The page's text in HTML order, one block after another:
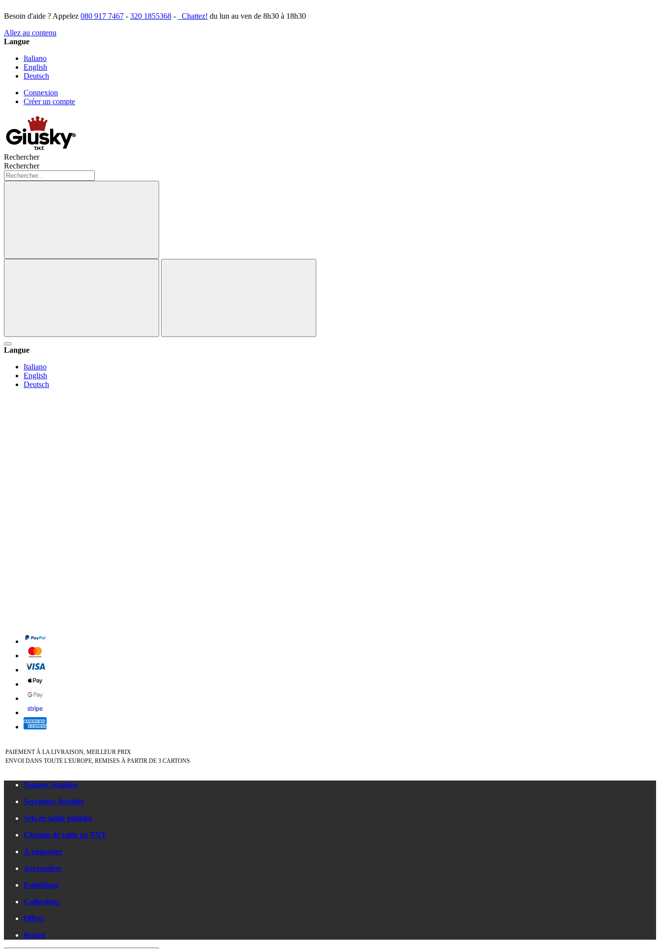
Besoin d'aide ? Appelez 080 917 7467 - 320 1855368 - Chattez! du lun au ven de 8h30 à 18h30
Allez au contenu
Langue
Italiano
English
Deutsch
Connexion
Créer un compte
Rechercher
Rechercher
Langue
Italiano
English
Deutsch
PAIEMENT À LA LIVRAISON, MEILLEUR PRIX
ENVOI DANS TOUTE L'EUROPE, REMISES À PARTIR DE 3 CARTONS
Nappes Jetables
Serviettes Jetables
Sets de table jetables
Chemin de table en TNT
À emporter
Accessoires
Esthétique
Collections
Offres
Brand